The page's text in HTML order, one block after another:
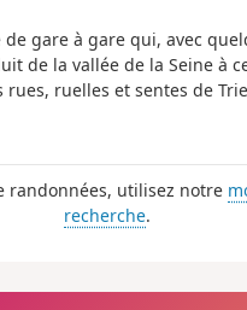
gare à gare qui, avec
de la vallée de la Seine à
rues, ruelles et sentes de
de l'Hautil. Trois belles
sont à découvrir en
randonnées, utilisez notre
recherche.